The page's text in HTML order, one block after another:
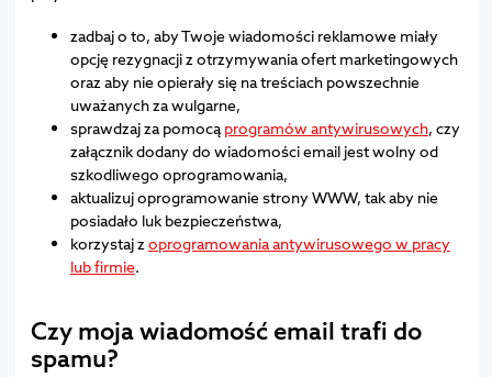
zadbaj o to, aby Twoje wiadomości reklamowe miały
opcję rezygnacji z otrzymywania ofert marketingowych
oraz aby nie opierały się na treściach powszechnie
uważanych za wulgarne,
sprawdzaj za pomocąprogramów antywirusowych, czy
załącznik dodany do wiadomości email jest wolny od
szkodliwego oprogramowania,
aktualizuj oprogramowanie strony WWW, tak aby nie
posiadało luk bezpieczeństwa,
korzystaj zoprogramowania antywirusowego w pracy
lub firmie.
Czy moja wiadomość email trafi do
spamu?